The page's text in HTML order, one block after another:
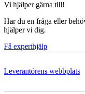
MätskalorRäknare /
Vi hjälper gärna till!
Har du en fråga eller
hjälper vi dig.
Få experthjälp
Leverantörens webbplats